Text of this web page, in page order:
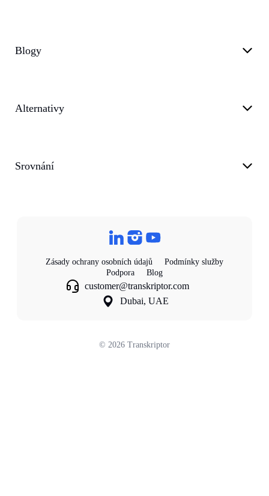
Blogy
Alternativy
Srovnání
Zásady ochrany osobních údajů
Podmínky služby
Podpora
Blog
customer@transkriptor.com
Dubai, UAE
© 2026 Transkriptor